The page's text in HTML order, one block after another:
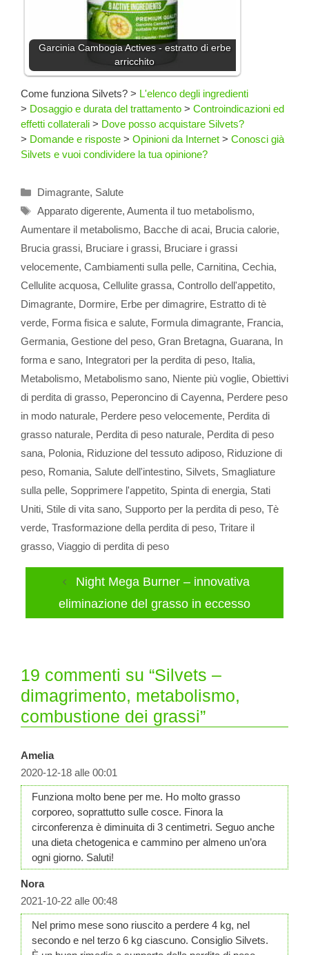
Garcinia Cambogia Actives - estratto di erbe
arricchito
Come funziona Silvets? > L'elenco degli ingredienti
> Dosaggio e durata del trattamento > Controindicazioni ed
effetti collaterali > Dove posso acquistare Silvets?
> Domande e risposte > Opinioni da Internet > Conosci già
Silvets e vuoi condividere la tua opinione?
Categorie
Dimagrante, Salute
Tag
Apparato digerente, Aumenta il tuo metabolismo,
Aumentare il metabolismo, Bacche di acai, Brucia calorie,
Brucia grassi, Bruciare i grassi, Bruciare i grassi
velocemente, Cambiamenti sulla pelle, Carnitina, Cechia,
Cellulite acquosa, Cellulite grassa, Controllo dell'appetito,
Dimagrante, Dormire, Erbe per dimagrire, Estratto di tè
verde, Forma fisica e salute, Formula dimagrante, Francia,
Germania, Gestione del peso, Gran Bretagna, Guarana, In
forma e sano, Integratori per la perdita di peso, Italia,
Metabolismo, Metabolismo sano, Niente più voglie, Obiettivi
di perdita di grasso, Peperoncino di Cayenna, Perdere peso
in modo naturale, Perdere peso velocemente, Perdita di
grasso naturale, Perdita di peso naturale, Perdita di peso
sana, Polonia, Riduzione del tessuto adiposo, Riduzione di
peso, Romania, Salute dell'intestino, Silvets, Smagliature
sulla pelle, Sopprimere l'appetito, Spinta di energia, Stati
Uniti, Stile di vita sano, Supporto per la perdita di peso, Tè
verde, Trasformazione della perdita di peso, Tritare il
grasso, Viaggio di perdita di peso
Night Mega Burner – innovativa
eliminazione del grasso in eccesso
19 commenti su “Silvets –
dimagrimento, metabolismo,
combustione dei grassi”
Amelia
2020-12-18 alle 00:01
Funziona molto bene per me. Ho molto grasso
corporeo, soprattutto sulle cosce. Finora la
circonferenza è diminuita di 3 centimetri. Seguo anche
una dieta chetogenica e cammino per almeno un’ora
ogni giorno. Saluti!
Nora
2021-10-22 alle 00:48
Nel primo mese sono riuscito a perdere 4 kg, nel
secondo e nel terzo 6 kg ciascuno. Consiglio Silvets.